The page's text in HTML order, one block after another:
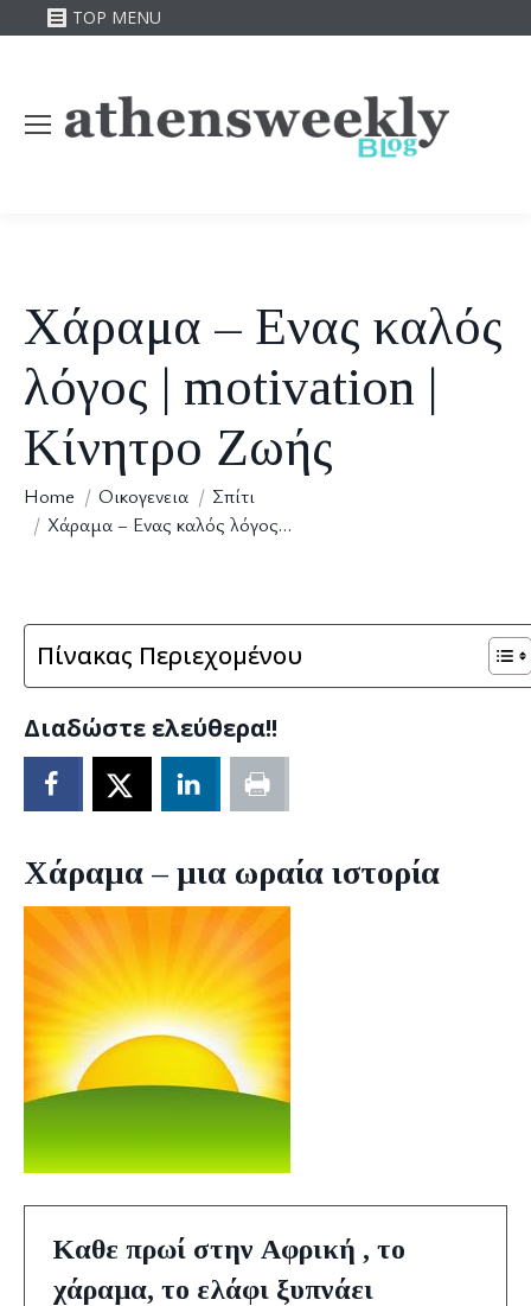
TOP MENU
Χάραμα – Ενας καλός
λόγος | motivation |
Κίνητρο Ζωής
You are here:
Home Οικογενεια
Σπίτι
Χάραμα – Ενας καλός λόγος…
Πίνακας Περιεχομένου
Διαδώστε ελεύθερα!!
Χάραμα – μια ωραία ιστορία
Καθε πρωί στην Αφρική , το
χάραμα, το ελάφι ξυπνάει